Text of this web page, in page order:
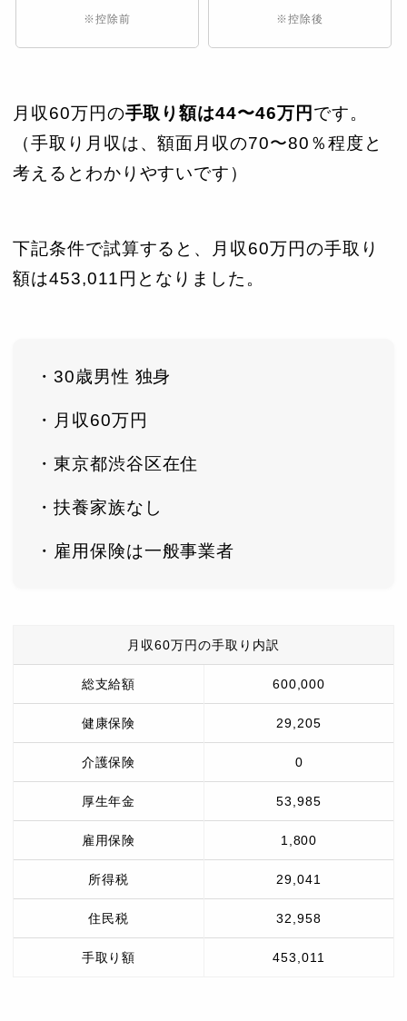
※控除前 ※控除後
月収60万円の手取り額は44〜46万円 です。
（手取り月収は、額面月収の70〜80％程度と
考えるとわかりやすいです）
下記条件で試算すると、月収60万円の手取り
額は453,011円となりました。
・30歳男性 独身
・月収60万円
・東京都渋谷区在住
・扶養家族なし
・雇用保険は一般事業者
月収60万円の手取り内訳
総支給額 600,000
健康保険 29,205
介護保険 0
厚生年金 53,985
雇用保険 1,800
所得税 29,041
住民税 32,958
手取り額 453,011